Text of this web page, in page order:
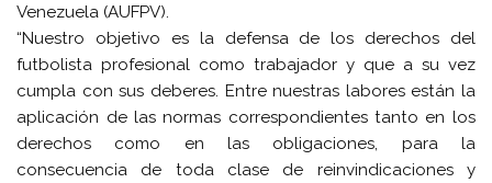
Venezuela (AUFPV).
“Nuestro objetivo es la defensa de los derechos del
futbolista profesional como trabajador y que a su vez
cumpla con sus deberes. Entre nuestras labores están la
aplicación de las normas correspondientes tanto en los
derechos como en las obligaciones, para la
consecuencia de toda clase de reinvindicaciones y